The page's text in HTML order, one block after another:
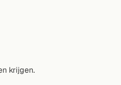
krijgen.